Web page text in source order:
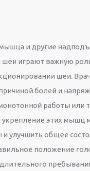
и другие
играют важную
шеи.
болей и
работы или
укрепление этих мышц
улучшить общее
положение